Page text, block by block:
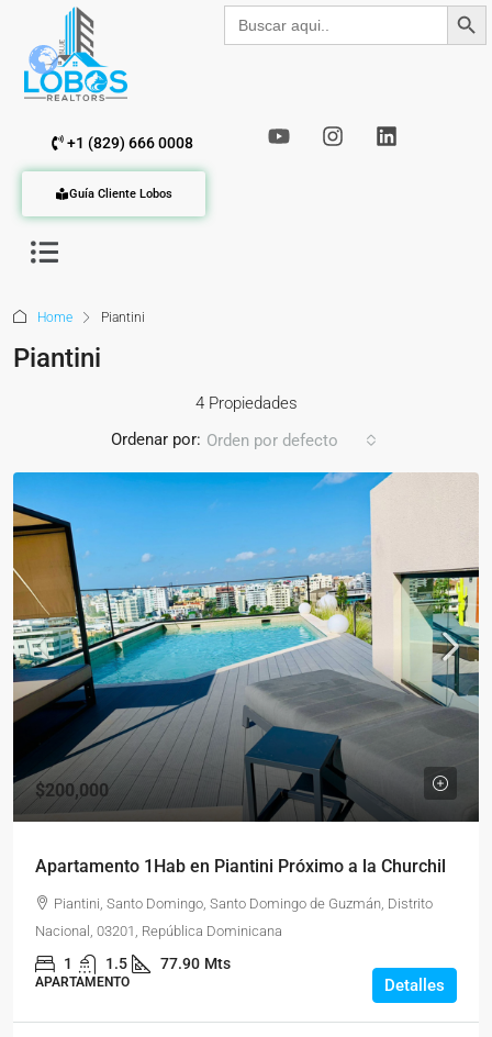
Buscar: Botón de
+1 (829) 666 0008
Guía Cliente Lobos
Home Piantini
Piantini
4 Propiedades
Ordenar por: Orden por defecto
$200,000
Apartamento 1Hab en Piantini Próximo a la Churchil
Piantini, Santo Domingo, Santo Domingo de Guzmán, Distrito
Nacional, 03201, República Dominicana
1 1.5 77.90 Mts
APARTAMENTO Detalles